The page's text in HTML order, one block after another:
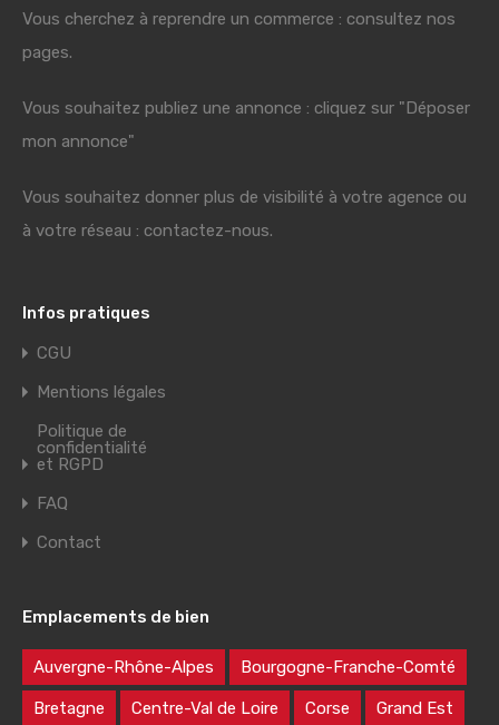
Vous cherchez à reprendre un commerce : consultez nos
pages.
Vous souhaitez publiez une annonce : cliquez sur "Déposer
mon annonce"
Vous souhaitez donner plus de visibilité à votre agence ou
à votre réseau : contactez-nous.
Infos pratiques
CGU
Mentions légales
Politique de
confidentialité
et RGPD
FAQ
Contact
Emplacements de bien
Auvergne-Rhône-Alpes Bourgogne-Franche-Comté
Bretagne Centre-Val de Loire Corse Grand Est